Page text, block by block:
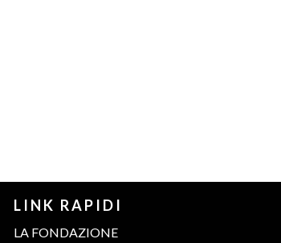
LINK RAPIDI
LA FONDAZIONE